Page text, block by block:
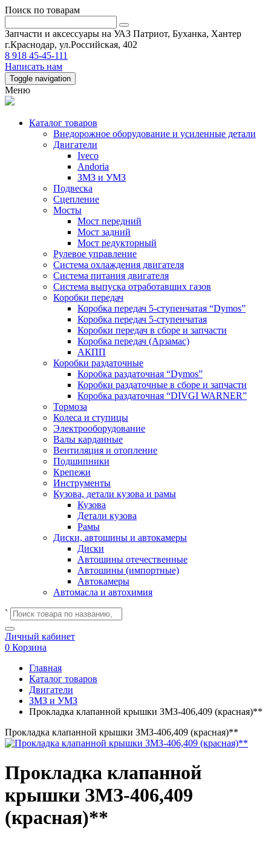
Поиск по товарам
Запчасти и аксессуары на УАЗ Патриот, Буханка, Хантер
г.Краснодар, ул.Российская, 402
8 918 45-45-111
Написать нам
Toggle navigation
Меню
Каталог товаров
Внедорожное оборудование и усиленные детали
Двигатели
Iveco
Andoria
ЗМЗ и УМЗ
Подвеска
Сцепление
Мосты
Мост передний
Мост задний
Мост редукторный
Рулевое управление
Система охлаждения двигателя
Система питания двигателя
Система выпуска отработавших газов
Коробки передач
Коробка передач 5-ступенчатая “Dymos”
Коробка передач 5-ступенчатая
Коробки передач в сборе и запчасти
Коробка передач (Арзамас)
АКПП
Коробки раздаточные
Коробка раздаточная “Dymos”
Коробки раздаточные в сборе и запчасти
Коробка раздаточная “DIVGI WARNER”
Тормоза
Колеса и ступицы
Электрооборудование
Валы карданные
Вентиляция и отопление
Подшипники
Крепежи
Инструменты
Кузова, детали кузова и рамы
Кузова
Детали кузова
Рамы
Диски, автошины и автокамеры
Диски
Автошины отечественные
Автошины (импортные)
Автокамеры
Автомасла и автохимия
`
Личный кабинет
0 Корзина
Главная
Каталог товаров
Двигатели
ЗМЗ и УМЗ
Прокладка клапанной крышки ЗМЗ-406,409 (красная)**
Прокладка клапанной крышки ЗМЗ-406,409 (красная)**
Прокладка клапанной
крышки ЗМЗ-406,409
(красная)**